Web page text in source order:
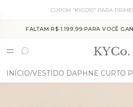
CUPOM "KYCO10" PARA
FALTAM R$ 1.199,99 PARA VOCÊ
INÍCIO VESTIDO DAPHNE CURTO